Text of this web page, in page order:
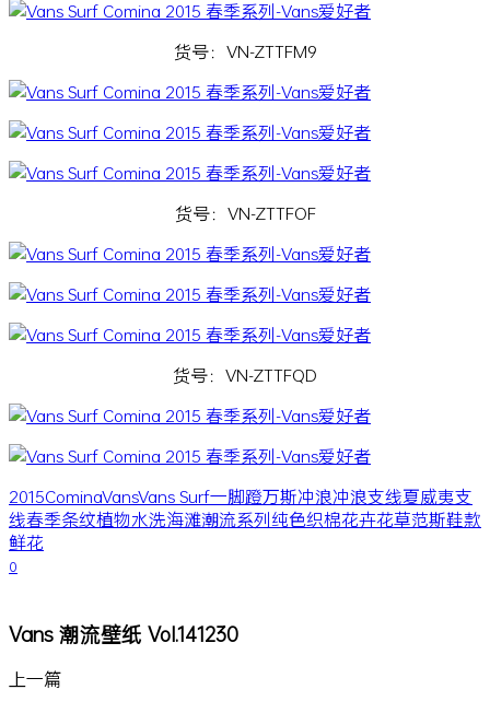
货号：VN-ZTTFM9
货号：VN-ZTTFOF
货号：VN-ZTTFQD
2015CominaVansVans Surf一脚蹬万斯冲浪冲浪支线夏威夷支
线春季条纹植物水洗海滩潮流系列纯色织棉花卉花草范斯鞋款
鲜花
0
Vans 潮流壁纸 Vol.141230
上一篇